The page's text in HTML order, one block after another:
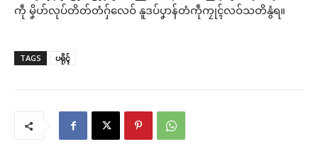
ကဵု မၞိဟ်လုပ်တိတ်တံဂှ်လေဝ် နူဒပ်ပၞာန်တံကဵုကၠုၚ်လဝ်သတိနွံရ။
TAGS ပရိုၚ်